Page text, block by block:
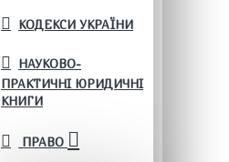
КОДЕКСИ УКРАЇНИ
НАУКОВО-
ПРАКТИЧНІ ЮРИДИЧНІ
КНИГИ
ПРАВО